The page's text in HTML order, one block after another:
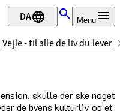
DA Menu
Vejle - til alle de liv du lever
skulle der ske noget
de byens kulturliv og et